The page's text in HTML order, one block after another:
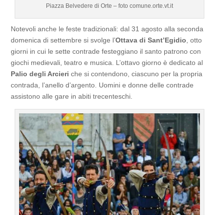
Piazza Belvedere di Orte – foto comune.orte.vt.it
Notevoli anche le feste tradizionali: dal 31 agosto alla seconda
domenica di settembre si svolge l’Ottava di Sant’Egidio , otto
giorni in cui le sette contrade festeggiano il santo patrono con
giochi medievali, teatro e musica. L’ottavo giorno è dedicato al
Palio degli Arcieri che si contendono, ciascuno per la propria
contrada, l’anello d’argento. Uomini e donne delle contrade
assistono alle gare in abiti trecenteschi.